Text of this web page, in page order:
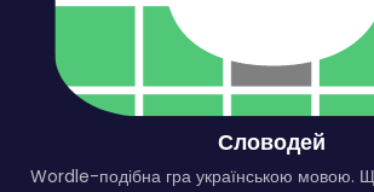
Словодей
Wordle-подібна гра українською мовою.